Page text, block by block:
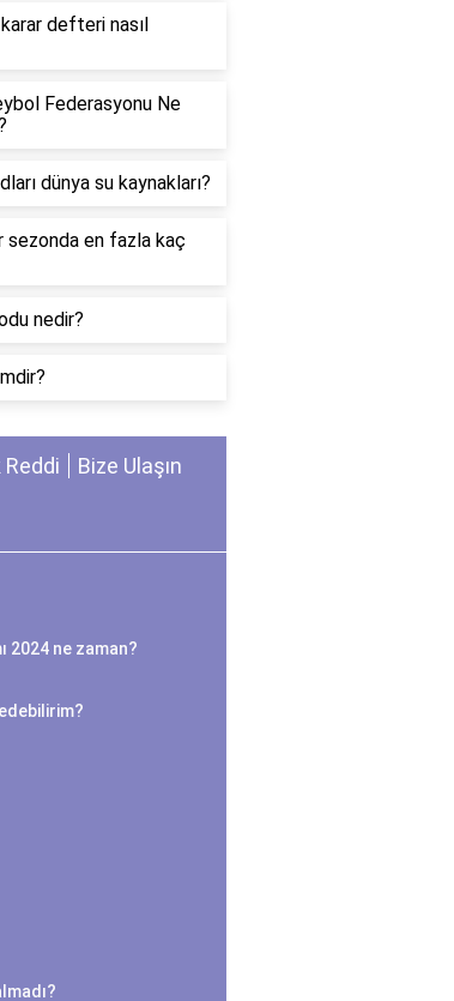
defteri nasıl
Federasyonu Ne
dünya su kaynakları?
sezonda en fazla kaç
nedir?
Bize Ulaşın
2024 ne zaman?